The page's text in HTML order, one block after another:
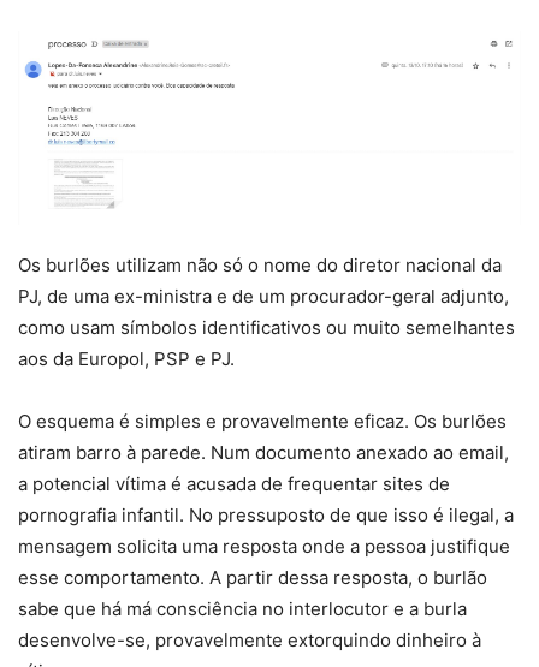
Os burlões utilizam não só o nome do diretor nacional da
PJ, de uma ex-ministra e de um procurador-geral adjunto,
como usam símbolos identificativos ou muito semelhantes
aos da Europol, PSP e PJ.
O esquema é simples e provavelmente eficaz. Os burlões
atiram barro à parede. Num documento anexado ao email,
a potencial vítima é acusada de frequentar sites de
pornografia infantil. No pressuposto de que isso é ilegal, a
mensagem solicita uma resposta onde a pessoa justifique
esse comportamento. A partir dessa resposta, o burlão
sabe que há má consciência no interlocutor e a burla
desenvolve-se, provavelmente extorquindo dinheiro à